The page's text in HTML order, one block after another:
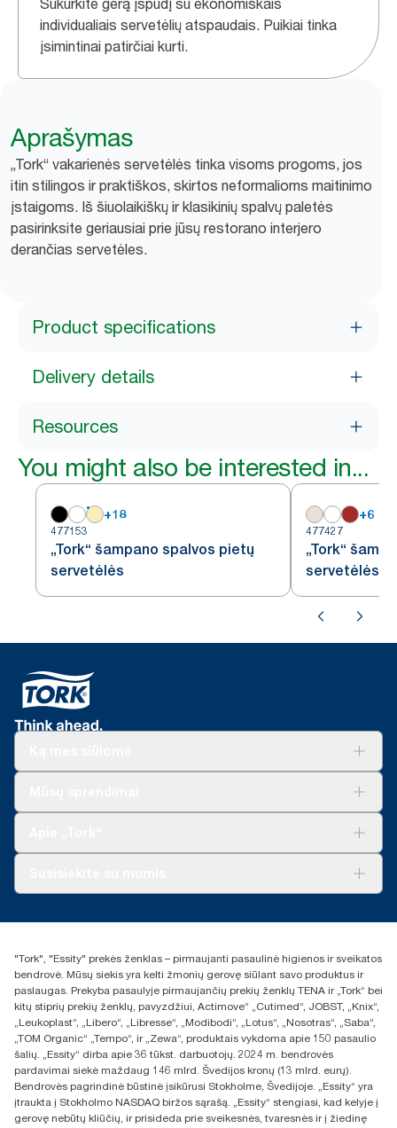
Sukurkite gerą įspūdį su ekonomiškais
individualiais servetėlių atspaudais. Puikiai tinka
įsimintinai patirčiai kurti.
Aprašymas
„Tork“ vakarienės servetėlės tinka visoms progoms, jos
itin stilingos ir praktiškos, skirtos neformalioms maitinimo
įstaigoms. Iš šiuolaikiškų ir klasikinių spalvų paletės
pasirinksite geriausiai prie jūsų restorano interjero
derančias servetėles.
Product specifications
Delivery details
Resources
You might also be interested in...
+18
477153
„Tork“ šampano spalvos pietų
servetėlės
+6
477427
„Tork“
servetėlės,
+370 5 268 3455
UAB Essity Lithuania
Naugarduko g. 98
LT-03160 Vilnius, Lietuva
"Tork", "Essity" prekės ženklas – pirmaujanti pasaulinė higienos ir sveikatos
bendrovė. Mūsų siekis yra kelti žmonių gerovę siūlant savo produktus ir
paslaugas. Prekyba pasaulyje pirmaujančių prekių ženklų TENA ir „Tork“ bei
kitų stiprių prekių ženklų, pavyzdžiui, Actimove“ „Cutimed“, JOBST, „Knix“,
„Leukoplast“, „Libero“, „Libresse“, „Modibodi“, „Lotus“, „Nosotras“, „Saba“,
„TOM Organic“ „Tempo“, ir „Zewa“, produktais vykdoma apie 150 pasaulio
šalių. „Essity“ dirba apie 36 tūkst. darbuotojų. 2024 m. bendrovės
pardavimai siekė maždaug 146 mlrd. Švedijos kronų (13 mlrd. eurų).
Bendrovės pagrindinė būstinė įsikūrusi Stokholme, Švedijoje. „Essity“ yra
įtraukta į Stokholmo NASDAQ biržos sąrašą. „Essity“ stengiasi, kad kelyje į
gerovę nebūtų kliūčių, ir prisideda prie sveikesnės, tvaresnės ir į žiedinę